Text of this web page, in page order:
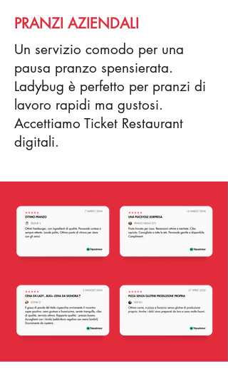
PRANZI AZIENDALI
Un servizio comodo per una
pausa pranzo spensierata.
Ladybug è perfetto per pranzi di
lavoro rapidi ma gustosi.
Accettiamo Ticket Restaurant
digitali.